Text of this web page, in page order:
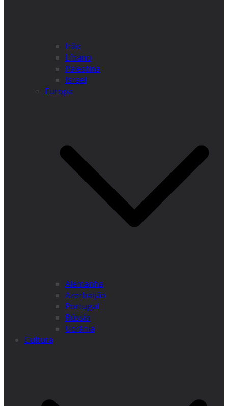
Irão
Líbano
Palestina
Israel
Europa
Alemanha
Azerbaijão
Portugal
Rússia
Ucrânia
Cultura